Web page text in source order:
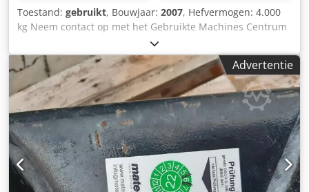
Toestand: gebruikt, Bouwjaar: 2007, Hefvermogen: 4.000
kg Neem contact op met het Gebruikte Machines Centrum
voor meer informatie. Dcjdjzfkavspfx Ac Tsk
Advertentie